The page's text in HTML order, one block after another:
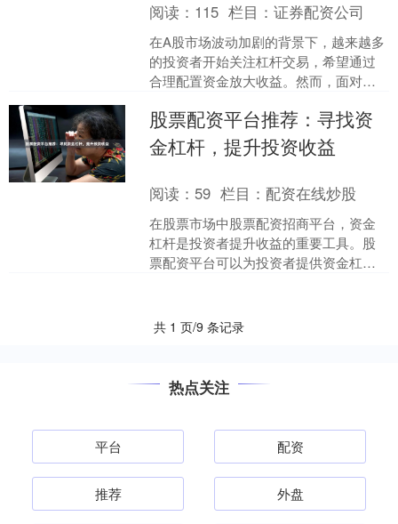
阅读： 115 栏目：证券配资公司
在A股市场波动加剧的背景下，越来越多
的投资者开始关注杠杆交易，希望通过
合理配置资金放大收益。然而，面对市
择一家**合规、低息、....
股票配资平台推荐：寻找资
金杠杆，提升投资收益
阅读： 59 栏目：配资在线炒股
在股票市场中股票配资招商平台，资金
杠杆是投资者提升收益的重要工具。股
票配资平台可以为投资者提供资金杠
共 1 页/9 条记录
热点关注
平台 配资
推荐 外盘